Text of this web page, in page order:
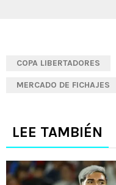
COPA LIBERTADORES
MERCADO DE FICHAJES
LEE TAMBIÉN